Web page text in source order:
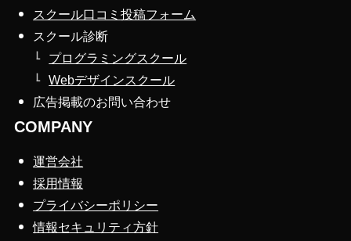
スクール口コミ投稿フォーム
スクール診断
プログラミングスクール
Webデザインスクール
広告掲載のお問い合わせ
COMPANY
運営会社
採用情報
プライバシーポリシー
情報セキュリティ方針